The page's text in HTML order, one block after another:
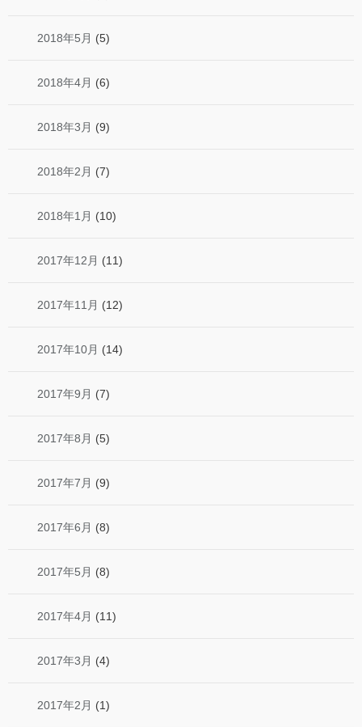
2018年5月 (5)
2018年4月 (6)
2018年3月 (9)
2018年2月 (7)
2018年1月 (10)
2017年12月 (11)
2017年11月 (12)
2017年10月 (14)
2017年9月 (7)
2017年8月 (5)
2017年7月 (9)
2017年6月 (8)
2017年5月 (8)
2017年4月 (11)
2017年3月 (4)
2017年2月 (1)